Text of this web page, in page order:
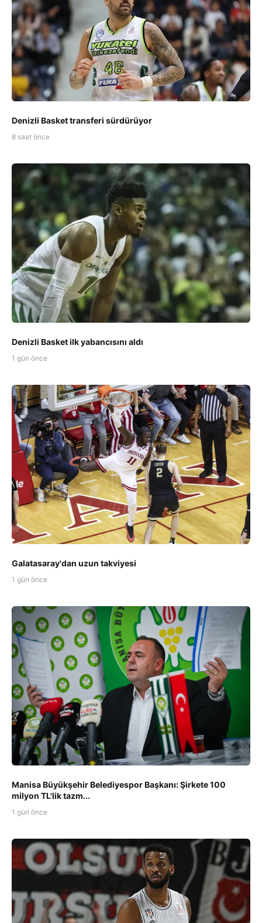
Denizli Basket transferi sürdürüyor
8 saat önce
Denizli Basket ilk yabancısını aldı
1 gün önce
Galatasaray'dan uzun takviyesi
1 gün önce
Manisa Büyükşehir Belediyespor Başkanı: Şirkete 100
milyon TL'lik tazm...
1 gün önce